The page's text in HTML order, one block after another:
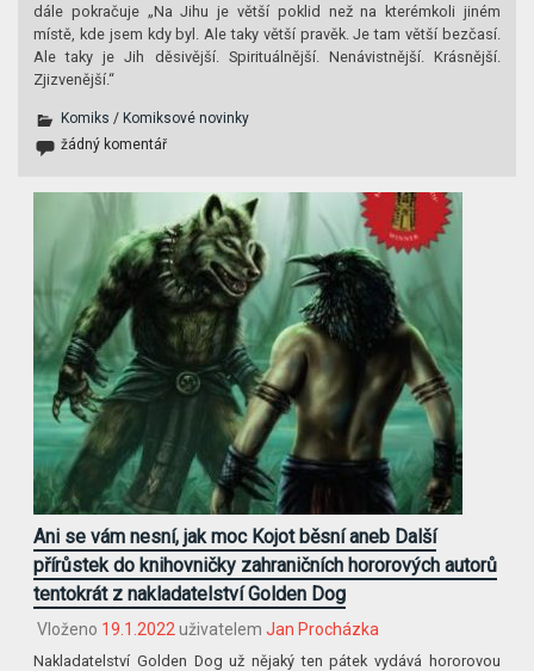
dále pokračuje „Na Jihu je větší poklid než na kterémkoli jiném
místě, kde jsem kdy byl. Ale taky větší pravěk. Je tam větší bezčasí.
Ale taky je Jih děsivější. Spirituálnější. Nenávistnější. Krásnější.
Zjizvenější.“
Komiks / Komiksové novinky
žádný komentář
Ani se vám nesní, jak moc Kojot běsní aneb Další
přírůstek do knihovničky zahraničních hororových autorů
tentokrát z nakladatelství Golden Dog
Vloženo 19.1.2022 uživatelem Jan Procházka
Nakladatelství Golden Dog už nějaký ten pátek vydává hororovou